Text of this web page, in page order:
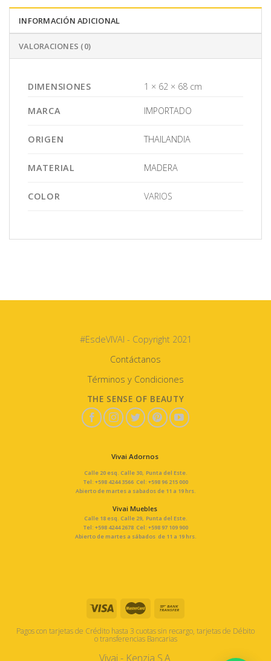
INFORMACIÓN ADICIONAL
VALORACIONES (0)
DIMENSIONES 1 × 62 × 68 cm
MARCA IMPORTADO
ORIGEN THAILANDIA
MATERIAL MADERA
COLOR VARIOS
#EsdeVIVAI - Copyright 2021
Contáctanos
Términos y Condiciones
THE SENSE OF BEAUTY
Vivai Adornos
Calle 20 esq. Calle 30, Punta del Este.
Tel: +598 4244 3566 Cel: +598 96 215 000
Abierto de martes a sabados de 11 a 19 hrs.
Vivai Muebles
Calle 18 esq. Calle 29, Punta del Este.
Tel: +598 4244 2678 Cel: +598 97 109 900
Abierto de martes a sábados de 11 a 19 hrs.
Pagos con tarjetas de Crédito hasta 3 cuotas sin recargo, tarjetas de Débito
o transferencias Bancarias
Vivai - Kenzia S.A.